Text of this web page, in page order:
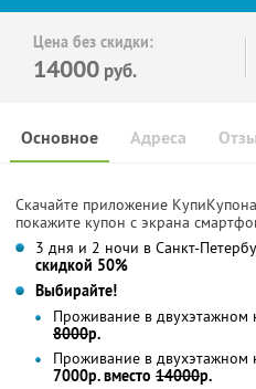
Цена без скидки:
14000 руб.
Основное Адреса
Скачайте приложение
покажите купон с экрана
3 дня и 2 ночи в Санкт-
скидкой 50%
Выбирайте!
Проживание в двухэтажном
8000р.
Проживание в двухэтажном
7000р. вместо 14000р.